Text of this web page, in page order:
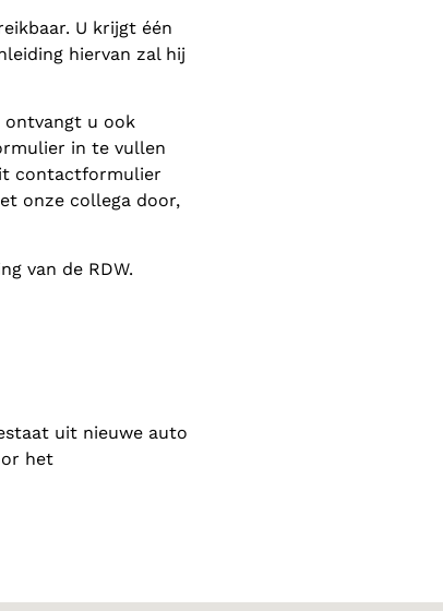
U krijgt één
hiervan zal hij
ontvangt u ook
in te vullen
contactformulier
onze collega door,
van de RDW.
uit nieuwe auto
het